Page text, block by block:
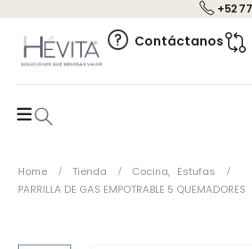
+52
Contáctanos
Home Tienda Cocina, Estufas
PARRILLA DE GAS EMPOTRABLE 5 QUEMADORES